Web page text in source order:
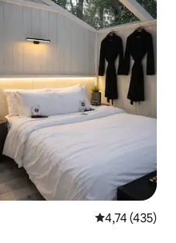
Gemiddelde
4,74 (435)